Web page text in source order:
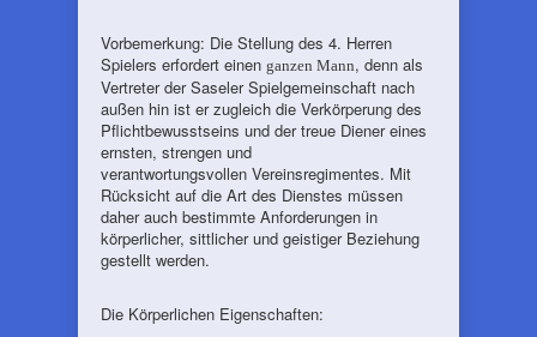
Vorbemerkung: Die Stellung des 4. Herren
Spielers erfordert einen ganzen Mann, denn als
Vertreter der Saseler Spielgemeinschaft nach
außen hin ist er zugleich die Verkörperung des
Pflichtbewusstseins und der treue Diener eines
ernsten, strengen und
verantwortungsvollen Vereinsregimentes. Mit
Rücksicht auf die Art des Dienstes müssen
daher auch bestimmte Anforderungen in
körperlicher, sittlicher und geistiger Beziehung
gestellt werden.
Die Körperlichen Eigenschaften: